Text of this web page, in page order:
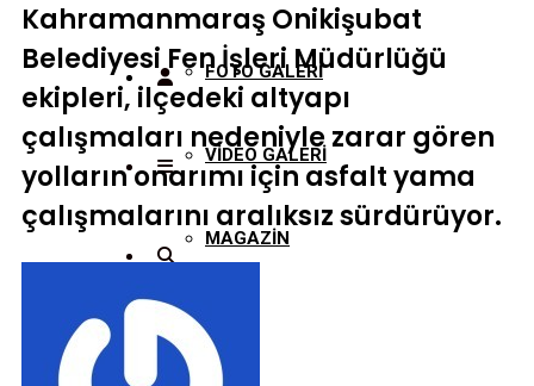
FOTO GALERİ
VİDEO GALERİ
MAGAZİN
Kahramanmaraş Onikişubat
Belediyesi Fen İşleri Müdürlüğü
ekipleri, ilçedeki altyapı
çalışmaları nedeniyle zarar gören
yolların onarımı için asfalt yama
çalışmalarını aralıksız sürdürüyor.